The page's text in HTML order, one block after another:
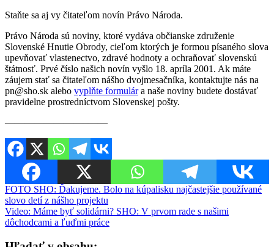
Staňte sa aj vy čitateľom novín Právo Národa.
Právo Národa sú noviny, ktoré vydáva občianske združenie
Slovenské Hnutie Obrody, cieľom ktorých je formou písaného slova
upevňovať vlastenectvo, zdravé hodnoty a ochraňovať slovenskú
štátnosť. Prvé číslo našich novín vyšlo 18. apríla 2001. Ak máte
záujem stať sa čitateľom nášho dvojmesačníka, kontaktujte nás na
pn@sho.sk alebo vyplňte formulára naše noviny budete dostávať
pravidelne prostredníctvom Slovenskej pošty.
————————–——
Navigácia
v
článku
FOTO SHO: Ďakujeme. Bolo na kúpalisku najčastejšie používané
slovo detí z nášho projektu
Video: Máme byť solidárni? SHO: V prvom rade s našimi
dôchodcami a ľuďmi práce